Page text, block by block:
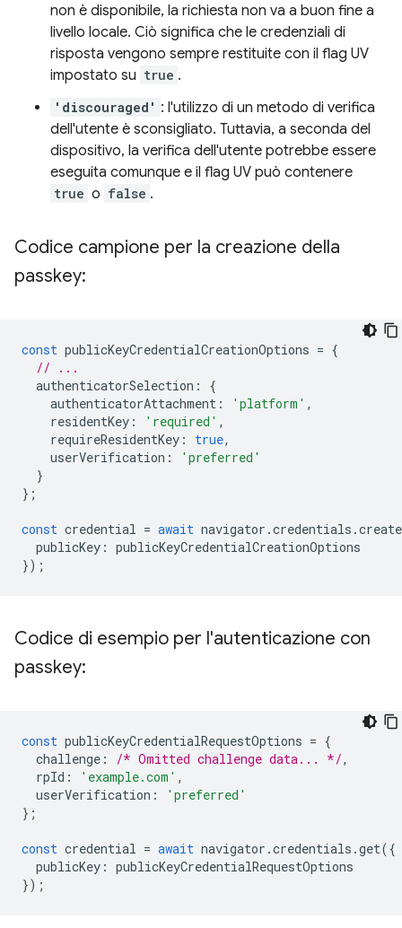
non è disponibile, la richiesta non va a buon fine a
livello locale. Ciò significa che le credenziali di
risposta vengono sempre restituite con il flag UV
impostato su true .
'discouraged' : l'utilizzo di un metodo di verifica
dell'utente è sconsigliato. Tuttavia, a seconda del
dispositivo, la verifica dell'utente potrebbe essere
eseguita comunque e il flag UV può contenere
true o false .
Codice campione per la creazione della
passkey:
const publicKeyCredentialCreationOptions = {
// ...
authenticatorSelection :
{
authenticatorAttachment : 'platform' ,
residentKey : 'required' ,
requireResidentKey : true,
userVerification :
'preferred'
}
};
const credential = await navigator .credentials .create
publicKey : publicKeyCredentialCreationOptions
});
Codice di esempio per l'autenticazione con
passkey:
const publicKeyCredentialRequestOptions = {
challenge : /* Omitted challenge data... */,
rpId : 'example.com' ,
userVerification :
'preferred'
};
const credential = await navigator .credentials .get({
publicKey : publicKeyCredentialRequestOptions
});